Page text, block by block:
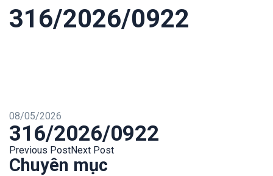
316/2026/0922
08/05/2026
316/2026/0922
Previous PostNext Post
Chuyên mục